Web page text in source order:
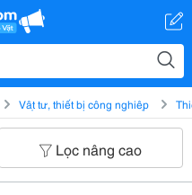
Vật tư, thiết bị công nghiệp
Lọc nâng cao